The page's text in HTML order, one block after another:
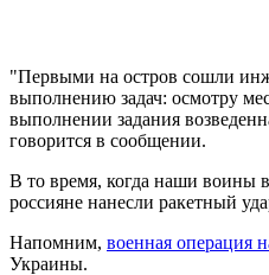
"Первыми на остров сошли
выполнению задач: осмотру
выполнении задания
говорится в сообщении.
В то время, когда наши воины
россияне нанесли ракетный
Напомним, военная операция
Украины.